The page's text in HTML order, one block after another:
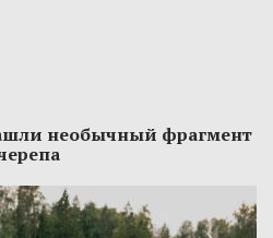
необычный фрагмент